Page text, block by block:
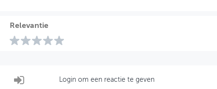
Relevantie
Login om een reactie te geven